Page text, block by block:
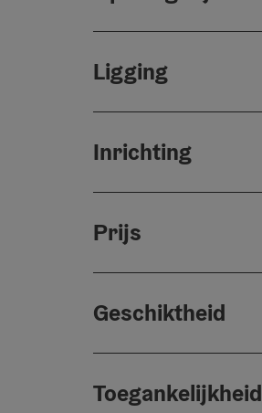
Ligging
Inrichting
Prijs
Geschiktheid
Toegankelijkheid